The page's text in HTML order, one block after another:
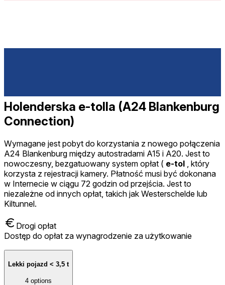
Holenderska e-tolla (A24 Blankenburg
Connection)
Wymagane jest pobyt do korzystania z nowego połączenia
A24 Blankenburg między autostradami A15 i A20. Jest to
nowoczesny, bezgatuowany system opłat ( e-tol , który
korzysta z rejestracji kamery. Płatność musi być dokonana
w Internecie w ciągu 72 godzin od przejścia. Jest to
niezależne od innych opłat, takich jak Westerschelde lub
Kiltunnel.
Drogi opłat
Dostęp do opłat za wynagrodzenie za użytkowanie
Lekki pojazd < 3,5 t
4 options